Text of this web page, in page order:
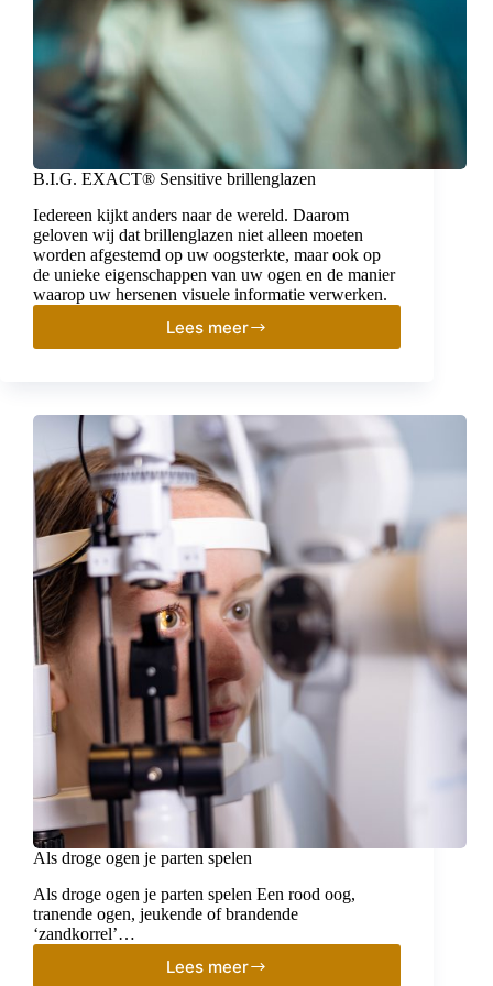
B.I.G. EXACT® Sensitive brillenglazen
Iedereen kijkt anders naar de wereld. Daarom
geloven wij dat brillenglazen niet alleen moeten
worden afgestemd op uw oogsterkte, maar ook op
de unieke eigenschappen van uw ogen en de manier
waarop uw hersenen visuele informatie verwerken.
Lees meer
B.I.G.
Als droge ogen je parten spelen
Als droge ogen je parten spelen Een rood oog,
tranende ogen, jeukende of brandende
‘zandkorrel’…
Lees meer
Als